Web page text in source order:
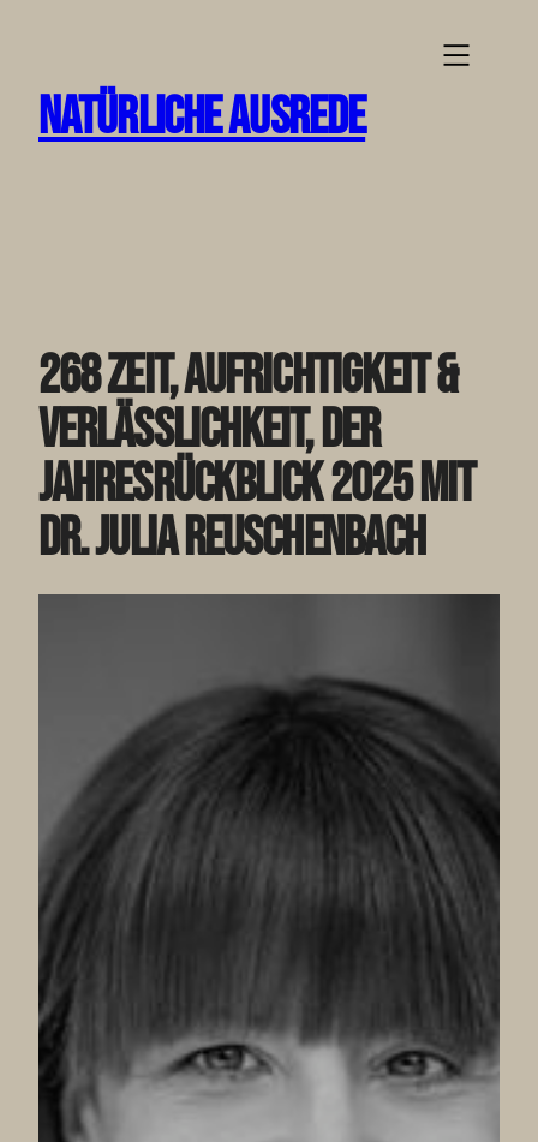
NATÜRLICHE AUSREDE
268 Zeit, Aufrichtigkeit &
Verlässlichkeit, der
Jahresrückblick 2025 mit
Dr. Julia Reuschenbach